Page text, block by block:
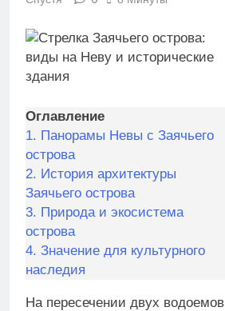
Оглавление
1. Панорамы Невы с Заячьего
острова
2. История архитектуры
Заячьего острова
3. Природа и экосистема
острова
4. Значение для культурного
наследия
На пересечении двух водоемов